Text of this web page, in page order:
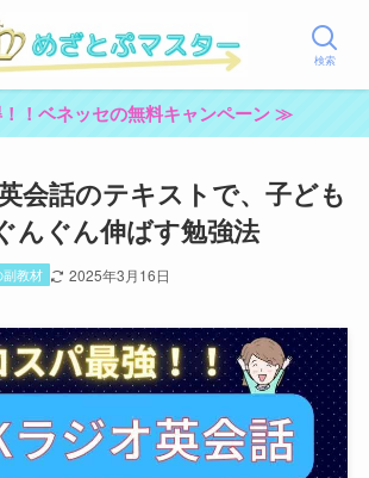
検索
！ベネッセの無料キャンペーン ≫
会話のテキストで、子ども
んぐん伸ばす勉強法
副教材 2025年3月16日